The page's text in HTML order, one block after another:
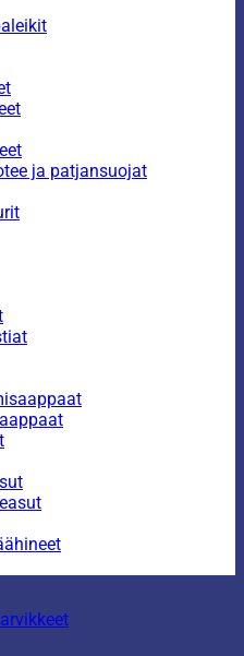
ja patjansuojat